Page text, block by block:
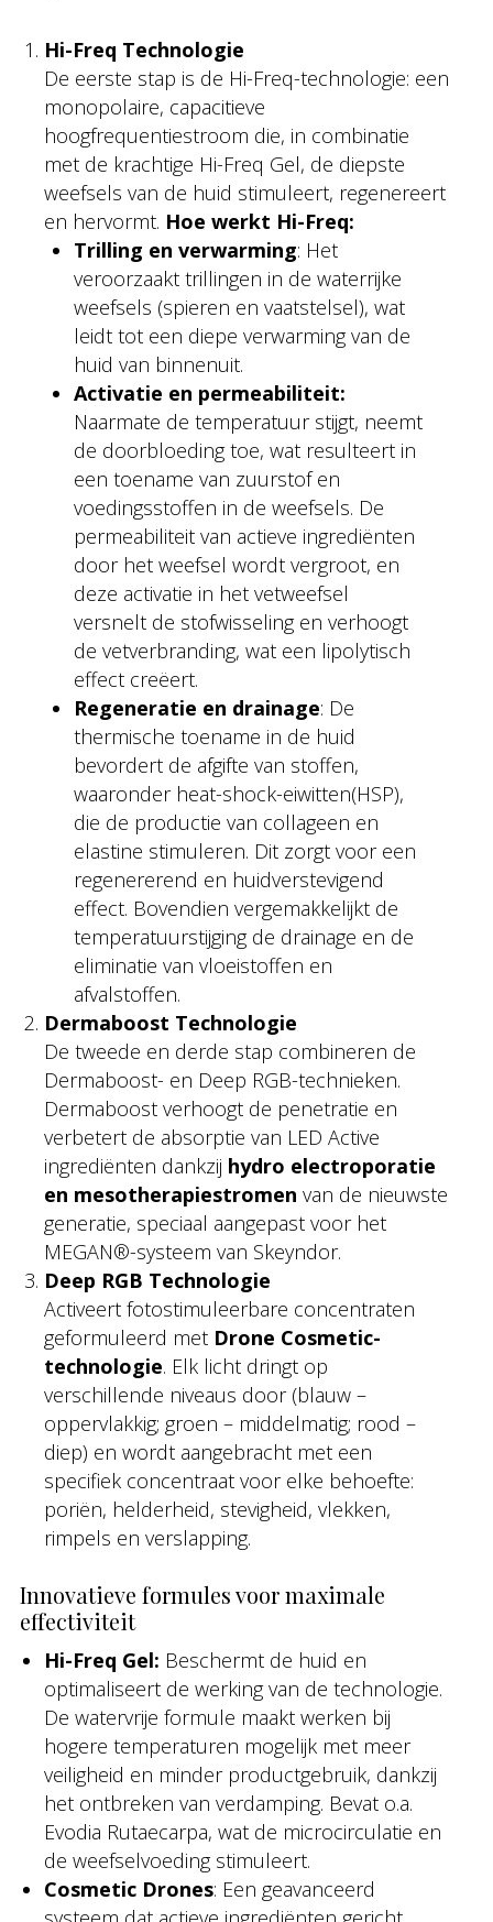
Hi-Freq Technologie
De eerste stap is de Hi-Freq-technologie: een
monopolaire, capacitieve
hoogfrequentiestroom die, in combinatie
met de krachtige Hi-Freq Gel, de diepste
weefsels van de huid stimuleert, regenereert
en hervormt. Hoe werkt Hi-Freq:
Trilling en verwarming: Het
veroorzaakt trillingen in de waterrijke
weefsels (spieren en vaatstelsel), wat
leidt tot een diepe verwarming van de
huid van binnenuit.
Activatie en permeabiliteit:
Naarmate de temperatuur stijgt, neemt
de doorbloeding toe, wat resulteert in
een toename van zuurstof en
voedingsstoffen in de weefsels. De
permeabiliteit van actieve ingrediënten
door het weefsel wordt vergroot, en
deze activatie in het vetweefsel
versnelt de stofwisseling en verhoogt
de vetverbranding, wat een lipolytisch
effect creëert.
Regeneratie en drainage: De
thermische toename in de huid
bevordert de afgifte van stoffen,
waaronder heat-shock-eiwitten(HSP),
die de productie van collageen en
elastine stimuleren. Dit zorgt voor een
regenererend en huidverstevigend
effect. Bovendien vergemakkelijkt de
temperatuurstijging de drainage en de
eliminatie van vloeistoffen en
afvalstoffen.
Dermaboost Technologie
De tweede en derde stap combineren de
Dermaboost- en Deep RGB-technieken.
Dermaboost verhoogt de penetratie en
verbetert de absorptie van LED Active
ingrediënten dankzij hydro electroporatie
en mesotherapiestromen van de nieuwste
generatie, speciaal aangepast voor het
MEGAN®-systeem van Skeyndor.
Deep RGB Technologie
Activeert fotostimuleerbare concentraten
geformuleerd met Drone Cosmetic-
technologie. Elk licht dringt op
verschillende niveaus door (blauw –
oppervlakkig; groen – middelmatig; rood –
diep) en wordt aangebracht met een
specifiek concentraat voor elke behoefte:
poriën, helderheid, stevigheid, vlekken,
rimpels en verslapping.
Innovatieve formules voor maximale
effectiviteit
Hi-Freq Gel: Beschermt de huid en
optimaliseert de werking van de technologie.
De watervrije formule maakt werken bij
hogere temperaturen mogelijk met meer
veiligheid en minder productgebruik, dankzij
het ontbreken van verdamping. Bevat o.a.
Evodia Rutaecarpa, wat de microcirculatie en
de weefselvoeding stimuleert.
Cosmetic Drones: Een geavanceerd